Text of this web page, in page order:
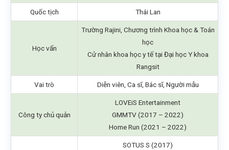
Quốc tịch Thái Lan
Học vấn
Trường Rajini, Chương trình Khoa học & Toán
học
Cử nhân khoa học y tế tại Đại học Y khoa
Rangsit
Vai trò Diễn viên, Ca sĩ, Bác sĩ, Người mẫu
Công ty chủ quản
LOVEiS Entertainment
GMMTV (2017 – 2022)
Home Run (2021 – 2022)
SOTUS S (2017)